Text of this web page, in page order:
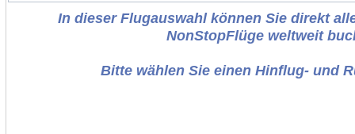
In dieser Flugauswahl können Sie direkt
NonStopFlüge weltweit
Bitte wählen Sie einen Hinflug- und